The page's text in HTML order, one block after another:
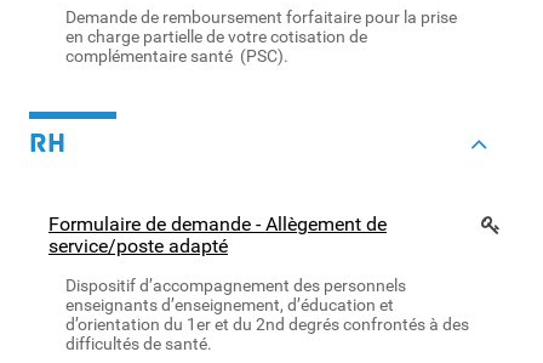
Demande de remboursement forfaitaire pour la prise
en charge partielle de votre cotisation de
complémentaire santé (PSC).
RH
Formulaire de demande - Allègement de
service/poste adapté
Dispositif d’accompagnement des personnels
enseignants d’enseignement, d’éducation et
d’orientation du 1er et du 2nd degrés confrontés à des
difficultés de santé.